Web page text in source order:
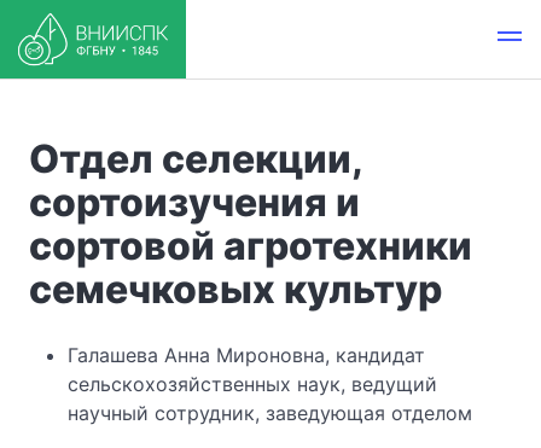
Отдел селекции,
сортоизучения и
сортовой агротехники
семечковых культур
Галашева Анна Мироновна, кандидат
сельскохозяйственных наук, ведущий
научный сотрудник, заведующая отделом